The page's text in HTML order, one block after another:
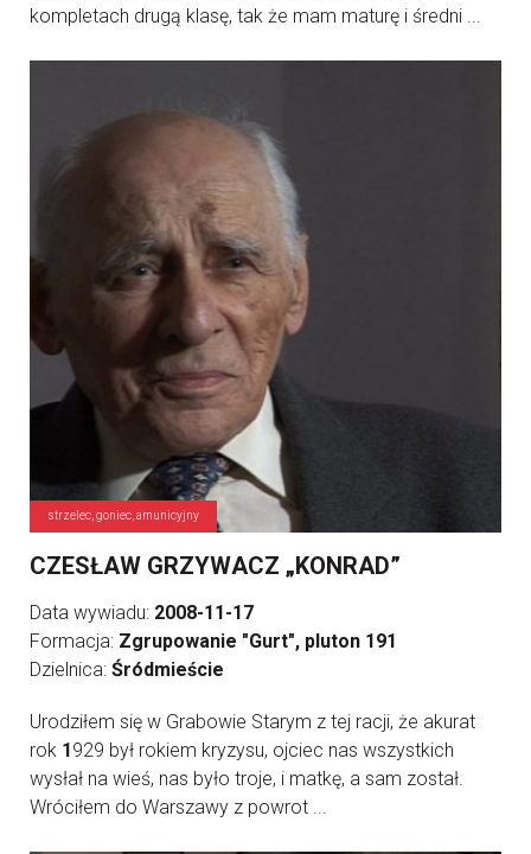
kompletach drugą klasę, tak że mam maturę i średni ...
strzelec, goniec, amunicyjny
CZESŁAW GRZYWACZ „KONRAD”
Data wywiadu: 2008-11-17
Formacja: Zgrupowanie "Gurt", pluton 191
Dzielnica: Śródmieście
Urodziłem się w Grabowie Starym z tej racji, że akurat
rok 1929 był rokiem kryzysu, ojciec nas wszystkich
wysłał na wieś, nas było troje, i matkę, a sam został.
Wróciłem do Warszawy z powrot ...